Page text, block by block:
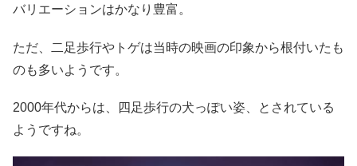
バリエーションはかなり豊富。
ただ、二足歩行やトゲは当時の映画の印象から根付いたも
のも多いようです。
2000年代からは、四足歩行の犬っぽい姿、とされている
ようですね。